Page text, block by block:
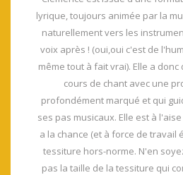
lyrique, toujours animée par la
naturellement vers les
voix après ! (oui,oui c'est de
même tout à fait vrai). Elle a
cours de chant avec une
profondément marqué et qui
ses pas musicaux. Elle est à
a la chance (et à force de travail
tessiture hors-norme. N'en
pas la taille de la tessiture qui